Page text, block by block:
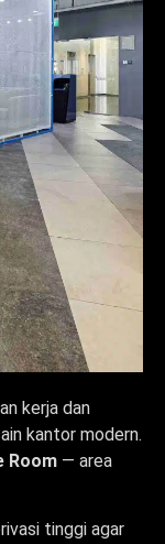
kerja dan
kantor modern.
Room — area
tinggi agar